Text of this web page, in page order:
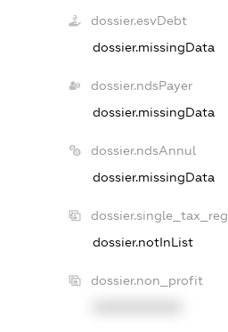
dossier.esvDebt
dossier.missingData
dossier.ndsPayer
dossier.missingData
dossier.ndsAnnul
dossier.missingData
dossier.single_tax_reg
dossier.notInList
dossier.non_profit